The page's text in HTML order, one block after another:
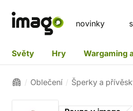
novinky
Světy Hry Wargaming
Oblečení Šperky a